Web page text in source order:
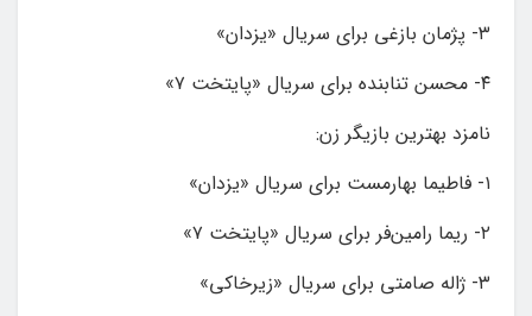
۳- پژمان بازغی برای سریال «یزدان»
۴- محسن تنابنده برای سریال «پایتخت ۷»
نامزد بهترین بازیگر زن:
۱- فاطیما بهارمست برای سریال «یزدان»
۲- ریما رامین‌فر برای سریال «پایتخت ۷»
۳- ژاله صامتی برای سریال «زیرخاکی»